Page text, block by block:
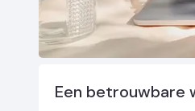
Een betrouwbare